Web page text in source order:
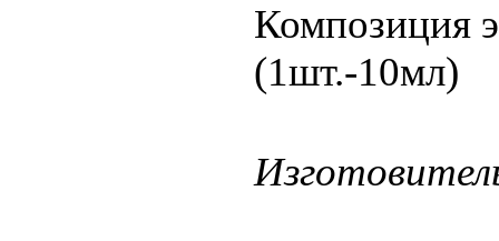
Композиция
(1шт.-10мл)